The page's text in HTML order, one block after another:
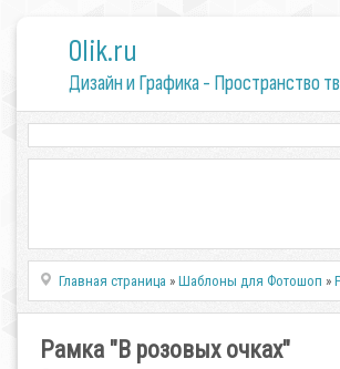
0lik.ru
Дизайн и Графика - Пространство
Главная страница »Шаблоны для Фотошоп »
Рамка "В розовых очках"